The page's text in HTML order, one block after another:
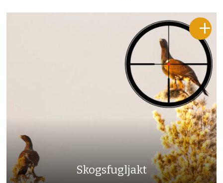
Skogsfugljakt